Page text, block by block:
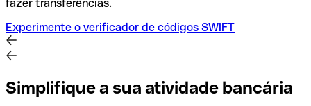
fazer transferências.
Experimente o verificador de códigos SWIFT
Simplifique a sua atividade bancária